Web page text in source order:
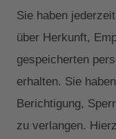
Sie haben
über Herkunft,
gespeicherten
erhalten. Sie
Berichtigung,
zu verlangen.